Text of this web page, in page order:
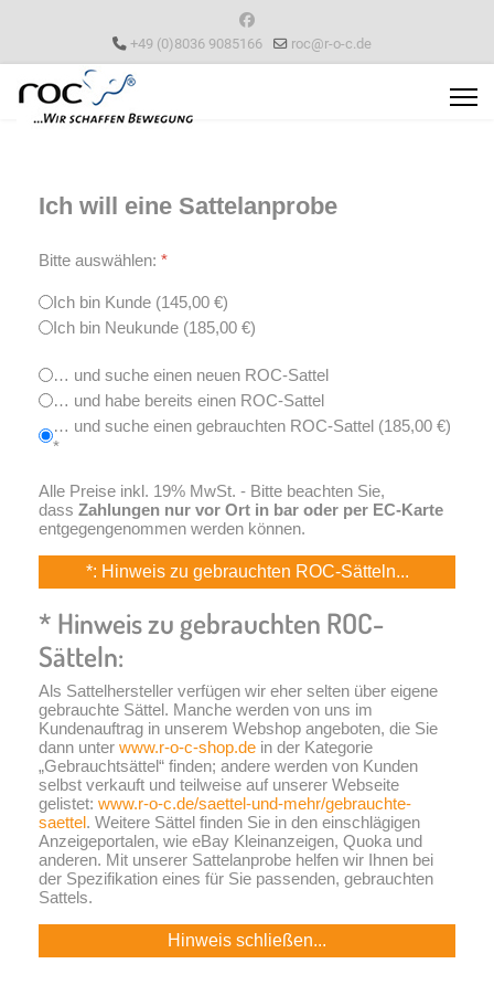
+49 (0)8036 9085166 roc@r-o-c.de
Ich will eine Sattelanprobe
Bitte auswählen: *
Ich bin Kunde (145,00 €)
Ich bin Neukunde (185,00 €)
… und suche einen neuen ROC-Sattel
… und habe bereits einen ROC-Sattel
… und suche einen gebrauchten ROC-Sattel (185,00 €)
*
Alle Preise inkl. 19% MwSt. - Bitte beachten Sie,
dass Zahlungen nur vor Ort in bar oder per EC-Karte
entgegengenommen werden können.
*: Hinweis zu gebrauchten ROC-Sätteln...
* Hinweis zu gebrauchten ROC-
Sätteln:
Als Sattelhersteller verfügen wir eher selten über eigene
gebrauchte Sättel. Manche werden von uns im
Kundenauftrag in unserem Webshop angeboten, die Sie
dann unter www.r-o-c-shop.de in der Kategorie
„Gebrauchtsättel“ finden; andere werden von Kunden
selbst verkauft und teilweise auf unserer Webseite
gelistet: www.r-o-c.de/saettel-und-mehr/gebrauchte-
saettel. Weitere Sättel finden Sie in den einschlägigen
Anzeigeportalen, wie eBay Kleinanzeigen, Quoka und
anderen. Mit unserer Sattelanprobe helfen wir Ihnen bei
der Spezifikation eines für Sie passenden, gebrauchten
Sattels.
Hinweis schließen...